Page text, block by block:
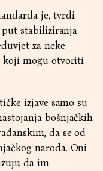
je, tvrdi
stabiliziranja
za neke
koji mogu otvoriti
izjave samo su
bošnjačkih
da se od
naroda. Oni
da im